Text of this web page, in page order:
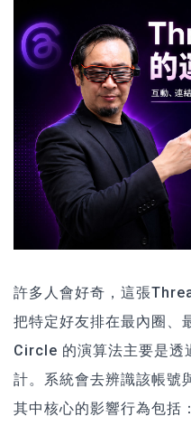
許多人會好奇，這張
把特定好友排在最內圈、
Circle 的演算法主要是透
計。系統會去辨識該帳號
其中核心的影響行為包括：